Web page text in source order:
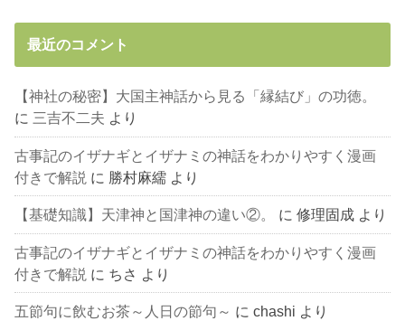
最近のコメント
【神社の秘密】大国主神話から見る「縁結び」の功徳。
に 三吉不二夫 より
古事記のイザナギとイザナミの神話をわかりやすく漫画
付きで解説 に 勝村麻繻 より
【基礎知識】天津神と国津神の違い②。 に修理固成 より
古事記のイザナギとイザナミの神話をわかりやすく漫画
付きで解説 に ちさ より
五節句に飲むお茶～人日の節句～ にchashi より